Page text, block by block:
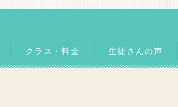
クラス・料金 生徒さんの声